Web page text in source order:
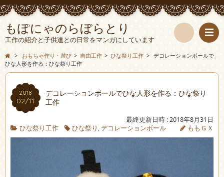
もぽにゃのらぼらとり
工作の紹介と子供達との日常をマンガにしています
検
索
> おもちゃ作り・遊び > 自由工作 > ひな祭り工作 > デコレーションボールで
ひな人形を作る：ひな祭り工作
2018
02/11
デコレーションボールでひな人形を作る：ひな祭り
工作
最終更新日時 : 2018年8月31日
ひな祭り工作
ひな祭り ,デコレーションボール ももＧＸ